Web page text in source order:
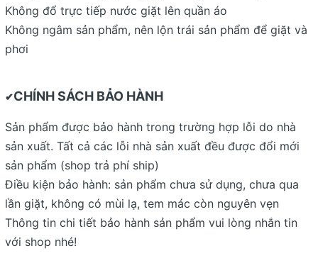
Không đổ trực tiếp nước giặt lên quần áo
Không ngâm sản phẩm, nên lộn trái sản phẩm để giặt và
phơi
✔CHÍNH SÁCH BẢO HÀNH
Sản phẩm được bảo hành trong trường hợp lỗi do nhà
sản xuất. Tất cả các lỗi nhà sản xuất đều được đổi mới
sản phẩm (shop trả phí ship)
Điều kiện bảo hành: sản phẩm chưa sử dụng, chưa qua
lần giặt, không có mùi lạ, tem mác còn nguyên vẹn
Thông tin chi tiết bảo hành sản phẩm vui lòng nhắn tin
với shop nhé!